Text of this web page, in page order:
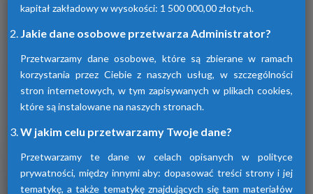
kapitał zakładowy w wysokości: 1 500 000,00 złotych.
Jakie dane osobowe przetwarza Administrator?
Przetwarzamy dane osobowe, które są zbierane w ramach
korzystania przez Ciebie z naszych usług, w szczególności
stron internetowych, w tym zapisywanych w plikach cookies,
które są instalowane na naszych stronach.
W jakim celu przetwarzamy Twoje dane?
Przetwarzamy te dane w celach opisanych w polityce
prywatności, między innymi aby: dopasować treści strony i jej
tematykę, a także tematykę znajdujących się tam materiałów